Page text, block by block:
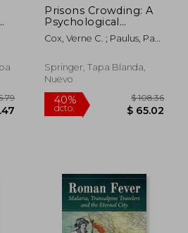
45%
dcto.
Prisons Crowding: A
Psychological
Perspective (en
Inglés)
Cox, Verne C. ; Paulus, Paul
Springer, Tapa Blanda,
Nuevo